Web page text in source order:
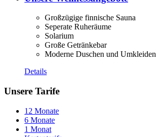
Großzügige finnische Sauna
Seperate Ruheräume
Solarium
Große Getränkebar
Moderne Duschen und Umkleiden
Details
Unsere Tarife
12 Monate
6 Monate
1 Monat